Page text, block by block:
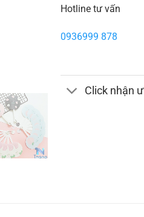
Hotline tư vấn
0936999 878
Click nhận